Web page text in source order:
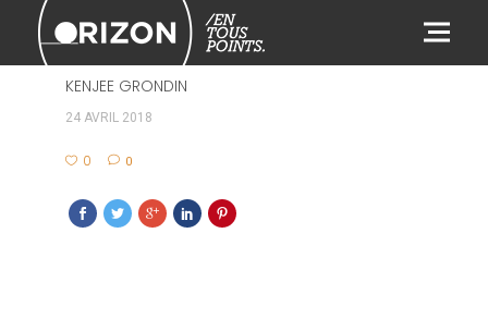
314
KENJEE GRONDIN
24 AVRIL 2018
0 0